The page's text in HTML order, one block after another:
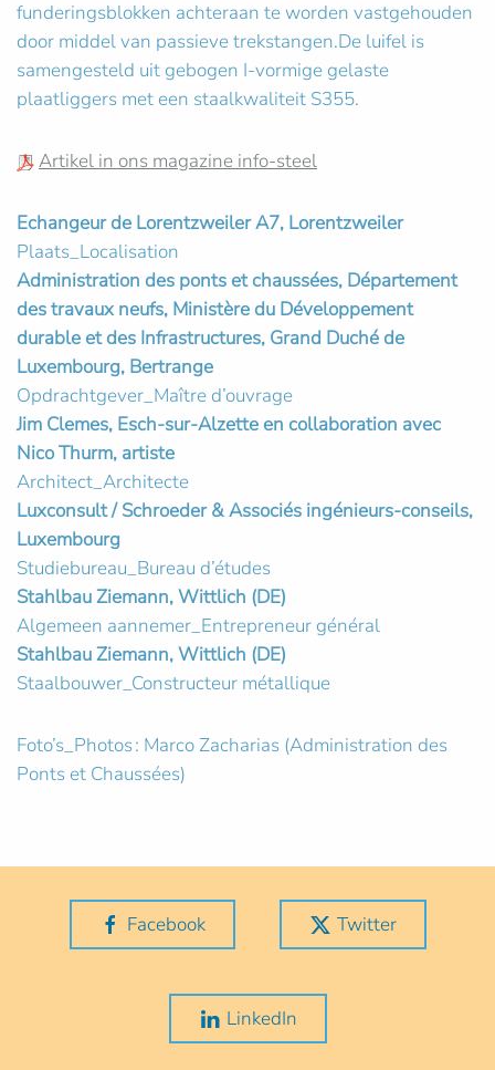
funderingsblokken achteraan te worden vastgehouden
door middel van passieve trekstangen.De luifel is
samengesteld uit gebogen I-vormige gelaste
plaatliggers met een staalkwaliteit S355.
Artikel in ons magazine info-steel
Echangeur de Lorentzweiler A7, Lorentzweiler
Plaats_Localisation
Administration des ponts et chaussées, Département
des travaux neufs, Ministère du Développement
durable et des Infrastructures, Grand Duché de
Luxembourg, Bertrange
Opdrachtgever_Maître d’ouvrage
Jim Clemes, Esch-sur-Alzette en collaboration avec
Nico Thurm, artiste
Architect_Architecte
Luxconsult / Schroeder & Associés ingénieurs-conseils,
Luxembourg
Studiebureau_Bureau d’études
Stahlbau Ziemann, Wittlich (DE)
Algemeen aannemer_Entrepreneur général
Stahlbau Ziemann, Wittlich (DE)
Staalbouwer_Constructeur métallique
Foto’s_Photos : Marco Zacharias (Administration des
Ponts et Chaussées)
Facebook Twitter
LinkedIn